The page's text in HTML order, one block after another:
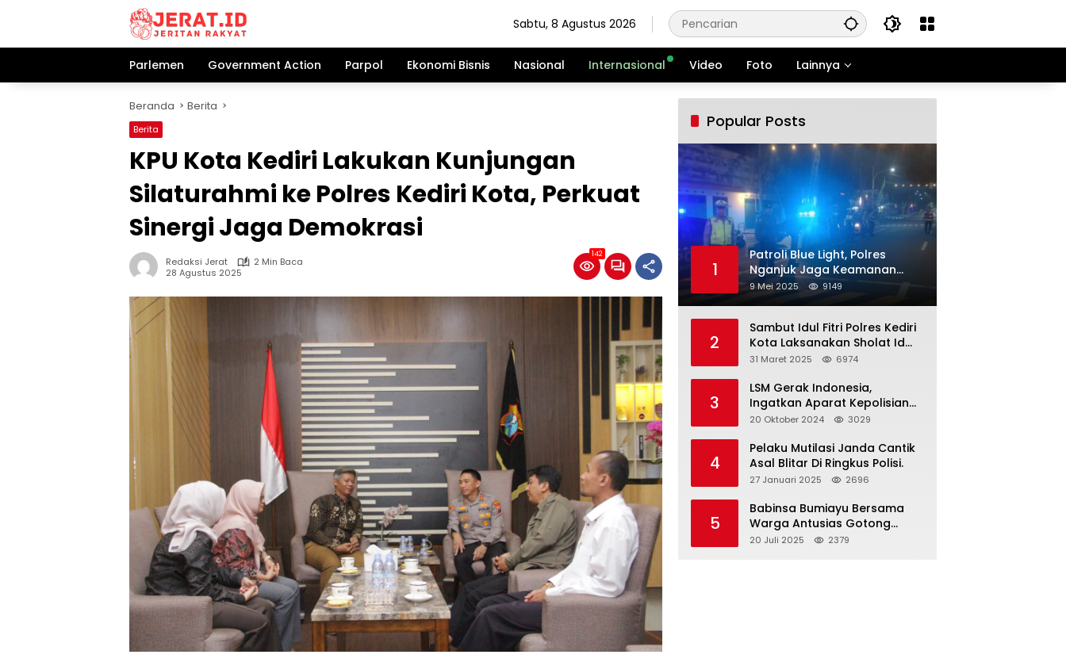
Sabtu, 8 Agustus 2026
Parlemen Government Action Parpol Ekonomi Bisnis Nasional Internasional Video Foto Lainnya
Beranda Berita
Berita
KPU Kota Kediri Lakukan Kunjungan
Silaturahmi ke Polres Kediri Kota, Perkuat
Sinergi Jaga Demokrasi
Redaksi Jerat
2 Min Baca
28 Agustus 2025
142
Popular Posts
1
Patroli Blue Light, Polres
Nganjuk Jaga Keamanan
Jelang Long Weekend
9 Mei 2025 9149
2
Sambut Idul Fitri Polres Kediri
Kota Laksanakan Sholat Id
dan Gelar Halalbihalal
31 Maret 2025 6974
3
LSM Gerak Indonesia,
Ingatkan Aparat Kepolisian
Polres Blitar Kota “Tri Brata
20 Oktober 2024 3029
4
Pelaku Mutilasi Janda Cantik
Asal Blitar Di Ringkus Polisi.
27 Januari 2025 2696
5
Babinsa Bumiayu Bersama
Warga Antusias Gotong
Royong Bersihkan Jalan
20 Juli 2025 2379